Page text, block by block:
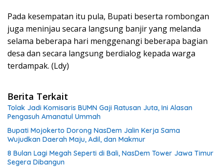
Pada kesempatan itu pula, Bupati beserta rombongan
juga meninjau secara langsung banjir yang melanda
selama beberapa hari menggenangi beberapa bagian
desa dan secara langsung berdialog kepada warga
terdampak. (Ldy)
Berita Terkait
Tolak Jadi Komisaris BUMN Gaji Ratusan Juta, Ini Alasan
Pengasuh Amanatul Ummah
Bupati Mojokerto Dorong NasDem Jalin Kerja Sama
Wujudkan Daerah Maju, Adil, dan Makmur
8 Bulan Lagi Megah Seperti di Bali, NasDem Tower Jawa Timur
Segera Dibangun